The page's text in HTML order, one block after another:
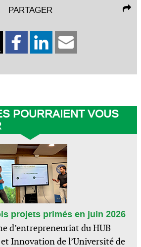
PARTAGER
POURRAIENT VOUS
projets primés en juin 2026
d’entrepreneuriat du HUB
Innovation de l’Université de